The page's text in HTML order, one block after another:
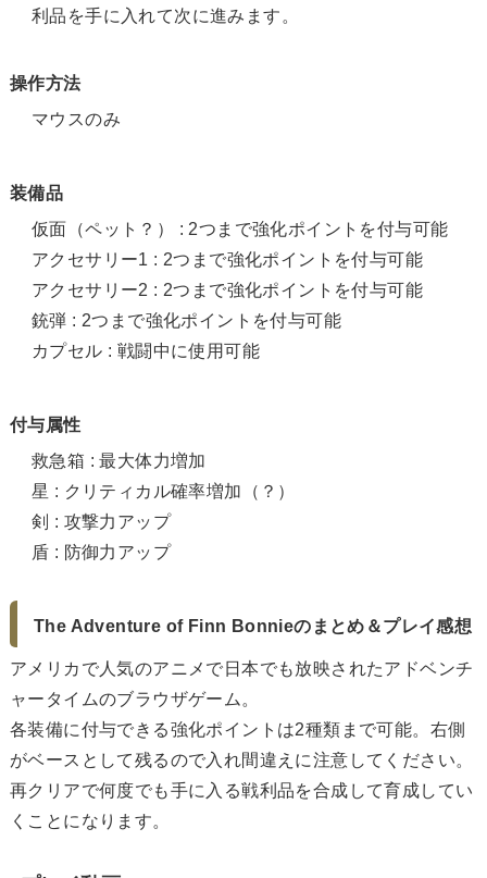
利品を手に入れて次に進みます。
操作方法
マウスのみ
装備品
仮面（ペット？） : 2つまで強化ポイントを付与可能
アクセサリー1 : 2つまで強化ポイントを付与可能
アクセサリー2 : 2つまで強化ポイントを付与可能
銃弾 : 2つまで強化ポイントを付与可能
カプセル : 戦闘中に使用可能
付与属性
救急箱 : 最大体力増加
星 : クリティカル確率増加（？）
剣 : 攻撃力アップ
盾 : 防御力アップ
The Adventure of Finn Bonnieのまとめ＆プレイ感想
アメリカで人気のアニメで日本でも放映されたアドベンチ
ャータイムのブラウザゲーム。
各装備に付与できる強化ポイントは2種類まで可能。右側
がベースとして残るので入れ間違えに注意してください。
再クリアで何度でも手に入る戦利品を合成して育成してい
くことになります。